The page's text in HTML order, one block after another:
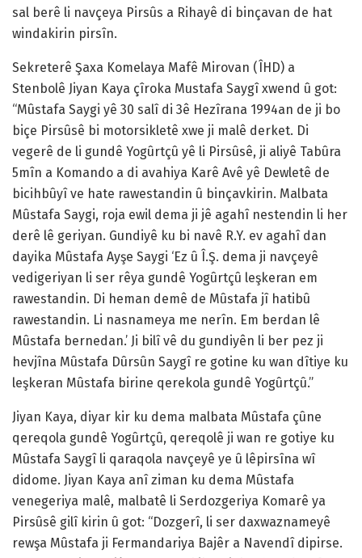
sal berê li navçeya Pirsûs a Rihayê di binçavan de hat
windakirin pirsîn.
Sekreterê Şaxa Komelaya Mafê Mirovan (ÎHD) a
Stenbolê Jiyan Kaya çîroka Mustafa Saygî xwend û got:
“Mûstafa Saygi yê 30 salî di 3ê Hezîrana 1994an de ji bo
biçe Pirsûsê bi motorsikletê xwe ji malê derket. Di
vegerê de li gundê Yogûrtçû yê li Pirsûsê, ji aliyê Tabûra
5mîn a Komando a di avahiya Karê Avê yê Dewletê de
bicihbûyî ve hate rawestandin û binçavkirin. Malbata
Mûstafa Saygi, roja ewil dema ji jê agahî nestendin li her
derê lê geriyan. Gundiyê ku bi navê R.Y. ev agahî dan
dayika Mûstafa Ayşe Saygi ‘Ez û Î.Ş. dema ji navçeyê
vedigeriyan li ser rêya gundê Yogûrtçû leşkeran em
rawestandin. Di heman demê de Mûstafa jî hatibû
rawestandin. Li nasnameya me nerîn. Em berdan lê
Mûstafa bernedan.’ Ji bilî vê du gundiyên li ber pez ji
hevjîna Mûstafa Dûrsûn Saygî re gotine ku wan dîtiye ku
leşkeran Mûstafa birine qerekola gundê Yogûrtçû.”
Jiyan Kaya, diyar kir ku dema malbata Mûstafa çûne
qereqola gundê Yogûrtçû, qereqolê ji wan re gotiye ku
Mûstafa Saygî li qaraqola navçeyê ye û lêpirsîna wî
didome. Jiyan Kaya anî ziman ku dema Mûstafa
venegeriya malê, malbatê li Serdozgeriya Komarê ya
Pirsûsê gilî kirin û got: “Dozgerî, li ser daxwaznameyê
rewşa Mûstafa ji Fermandariya Bajêr a Navendî dipirse.